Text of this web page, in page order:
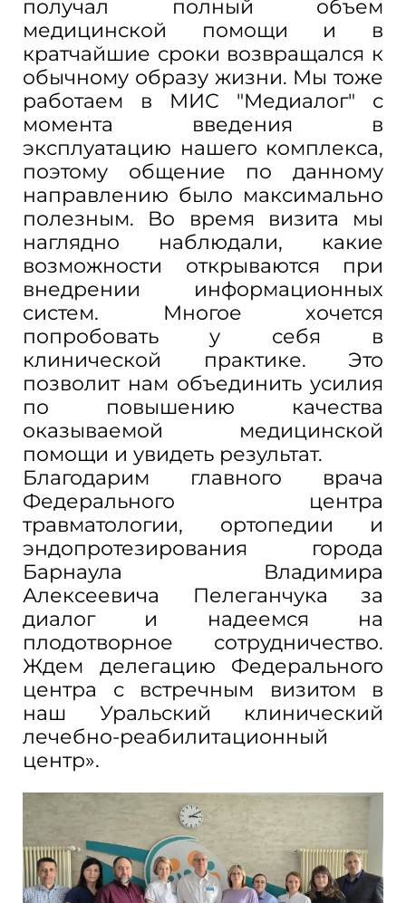
получал полный объем
медицинской помощи и в
кратчайшие сроки возвращался к
обычному образу жизни. Мы тоже
работаем в МИС "Медиалог" с
момента введения в
эксплуатацию нашего комплекса,
поэтому общение по данному
направлению было максимально
полезным. Во время визита мы
наглядно наблюдали, какие
возможности открываются при
внедрении информационных
систем. Многое хочется
попробовать у себя в
клинической практике. Это
позволит нам объединить усилия
по повышению качества
оказываемой медицинской
помощи и увидеть результат.
Благодарим главного врача
Федерального центра
травматологии, ортопедии и
эндопротезирования города
Барнаула Владимира
Алексеевича Пелеганчука за
диалог и надеемся на
плодотворное сотрудничество.
Ждем делегацию Федерального
центра с встречным визитом в
наш Уральский клинический
лечебно-реабилитационный
центр».